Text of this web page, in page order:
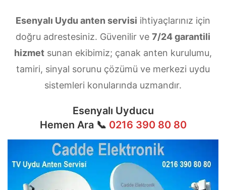
Esenyalı Uydu anten servisi ihtiyaçlarınız için
doğru adrestesiniz. Güvenilir ve 7/24 garantili
hizmet sunan ekibimiz; çanak anten kurulumu,
tamiri, sinyal sorunu çözümü ve merkezi uydu
sistemleri konularında uzmandır.
Esenyalı Uyducu
Hemen Ara 📞 0216 390 80 80